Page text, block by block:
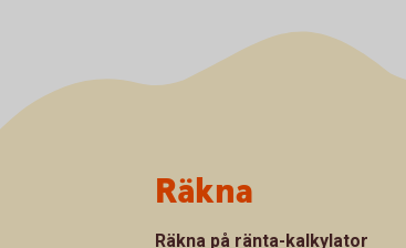
Räkna
Räkna på ränta-kalkylator